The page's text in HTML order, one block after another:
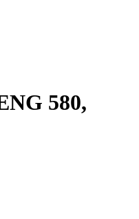
580,